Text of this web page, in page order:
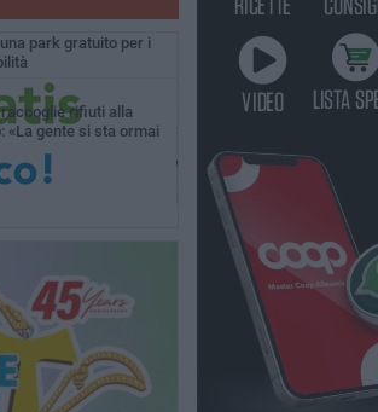
park gratuito per i
rifiuti alla
«La gente si sta ormai